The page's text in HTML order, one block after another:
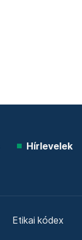
Hírlevelek
Etikai kódex